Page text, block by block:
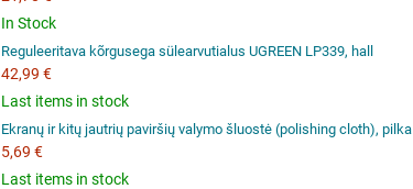
In Stock
Reguleeritava kõrgusega sülearvutialus UGREEN LP339, hall
42,99 €
Last items in stock
Ekranų ir kitų jautrių paviršių valymo šluostė (polishing cloth), pilka
5,69 €
Last items in stock